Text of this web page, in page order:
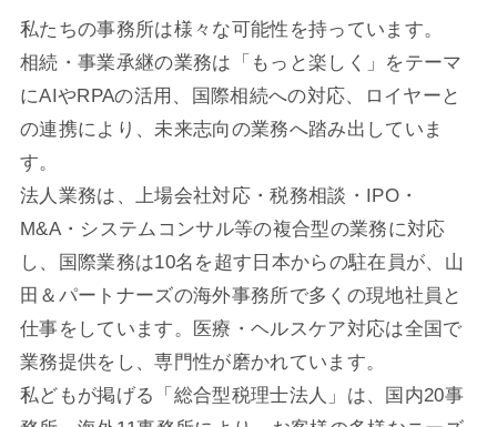
私たちの事務所は様々な可能性を持っています。
相続・事業承継の業務は「もっと楽しく」をテーマ
にAIやRPAの活用、
国際相続への対応、ロイヤーと
の連携により、未来志向の業務へ踏み出していま
す。
法人業務は、上場会社対応・税務相談・IPO・
M&A・システムコンサル等の複合型の業務に対応
し、
国際業務は10名を超す日本からの駐在員が、 山
田＆パートナーズの海外事務所で多くの現地社員と
仕事をしています。
医療・ヘルスケア対応は全国で
業務提供をし、専門性が磨かれています。
私どもが掲げる「総合型税理士法人」は、国内20事